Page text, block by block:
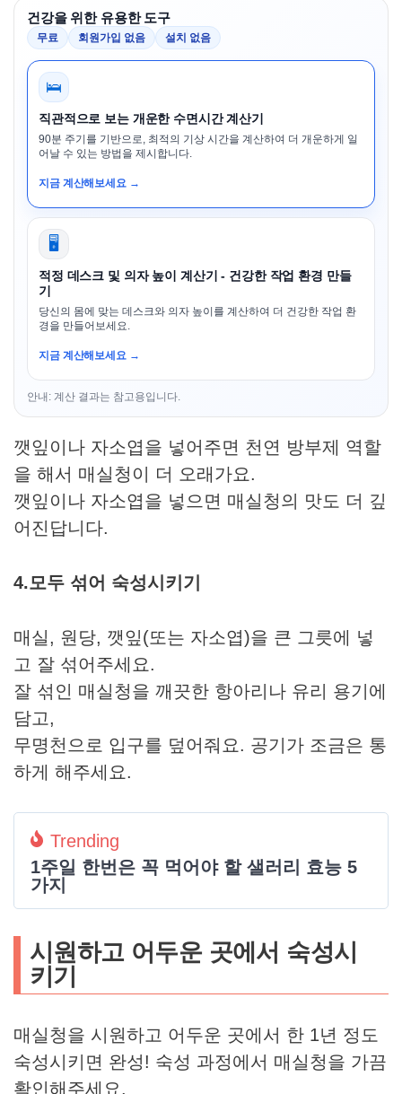
건강을 위한 유용한 도구
무료 회원가입 없음 설치 없음
🛌
직관적으로 보는 개운한 수면시간 계산기
90분 주기를 기반으로, 최적의 기상 시간을 계산하여 더 개운하게 일
어날 수 있는 방법을 제시합니다.
지금 계산해보세요 →
🖥️
적정 데스크 및 의자 높이 계산기 - 건강한 작업 환경 만들
기
당신의 몸에 맞는 데스크와 의자 높이를 계산하여 더 건강한 작업 환
경을 만들어보세요.
지금 계산해보세요 →
안내: 계산 결과는 참고용입니다.
깻잎이나 자소엽을 넣어주면 천연 방부제 역할
을 해서 매실청이 더 오래가요.
깻잎이나 자소엽을 넣으면 매실청의 맛도 더 깊
어진답니다.
4.모두 섞어 숙성시키기
매실, 원당, 깻잎(또는 자소엽)을 큰 그릇에 넣
고 잘 섞어주세요.
잘 섞인 매실청을 깨끗한 항아리나 유리 용기에
담고,
무명천으로 입구를 덮어줘요. 공기가 조금은 통
하게 해주세요.
Trending
1주일 한번은 꼭 먹어야 할 샐러리 효능 5
가지
시원하고 어두운 곳에서 숙성시
키기
매실청을 시원하고 어두운 곳에서 한 1년 정도
숙성시키면 완성! 숙성 과정에서 매실청을 가끔
확인해주세요.